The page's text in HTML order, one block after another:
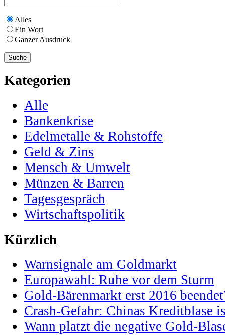
Alles
Ein Wort
Ganzer Ausdruck
Kategorien
Alle
Bankenkrise
Edelmetalle & Rohstoffe
Geld & Zins
Mensch & Umwelt
Münzen & Barren
Tagesgespräch
Wirtschaftspolitik
Kürzlich
Warnsignale am Goldmarkt
Europawahl: Ruhe vor dem Sturm
Gold-Bärenmarkt erst 2016
Crash-Gefahr: Chinas Kreditblase
Wann platzt die negative Gold-